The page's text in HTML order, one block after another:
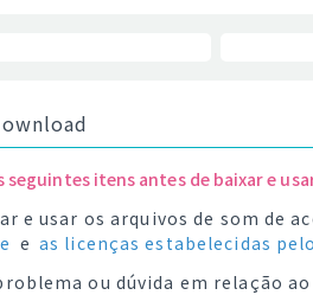
itens antes de baixar e
e usar os arquivos de som de
e as licenças estabelecidas
ou dúvida em relação